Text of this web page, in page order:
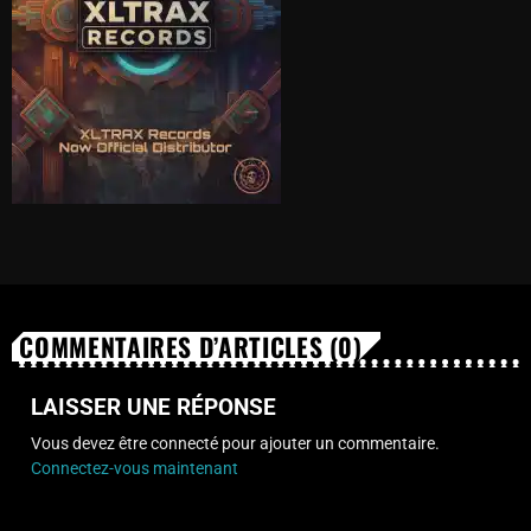
COMMENTAIRES D’ARTICLES (0)
LAISSER UNE RÉPONSE
Vous devez être connecté pour ajouter un commentaire.
Connectez-vous maintenant